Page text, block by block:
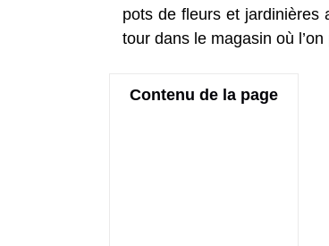
pots de fleurs et jardinières
tour dans le magasin où
Contenu de la page